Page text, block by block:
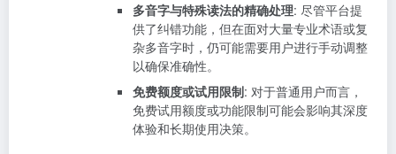
多音字与特殊读法的精确处理: 尽管平台提
供了纠错功能，但在面对大量专业术语或复
杂多音字时，仍可能需要用户进行手动调整
以确保准确性。
免费额度或试用限制: 对于普通用户而言，
免费试用额度或功能限制可能会影响其深度
体验和长期使用决策。